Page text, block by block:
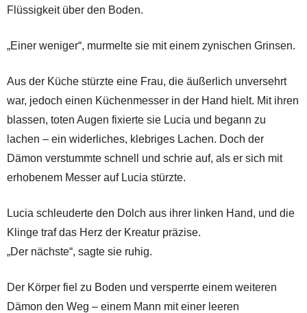
Flüssigkeit über den Boden.
„Einer weniger“, murmelte sie mit einem zynischen Grinsen.
Aus der Küche stürzte eine Frau, die äußerlich unversehrt
war, jedoch einen Küchenmesser in der Hand hielt. Mit ihren
blassen, toten Augen fixierte sie Lucia und begann zu
lachen – ein widerliches, klebriges Lachen. Doch der
Dämon verstummte schnell und schrie auf, als er sich mit
erhobenem Messer auf Lucia stürzte.
Lucia schleuderte den Dolch aus ihrer linken Hand, und die
Klinge traf das Herz der Kreatur präzise.
„Der nächste“, sagte sie ruhig.
Der Körper fiel zu Boden und versperrte einem weiteren
Dämon den Weg – einem Mann mit einer leeren